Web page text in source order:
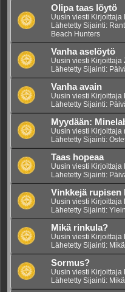
Olipa taas löytö
Uusin viesti Kirjoittaja
Lähetetty Sijainti:
Beach Hunters
Vanha aselöytö
Uusin viesti Kirjoittaja
Lähetetty Sijainti:
Vanha avain
Uusin viesti Kirjoittaja
Lähetetty Sijainti:
Myydään:
Uusin viesti Kirjoittaja
Lähetetty Sijainti:
Taas hopeaa
Uusin viesti Kirjoittaja
Lähetetty Sijainti:
Vinkkejä
Uusin viesti Kirjoittaja
Lähetetty Sijainti:
Mikä rinkula?
Uusin viesti Kirjoittaja
Lähetetty Sijainti:
Sormus?
Uusin viesti Kirjoittaja
Lähetetty Sijainti: